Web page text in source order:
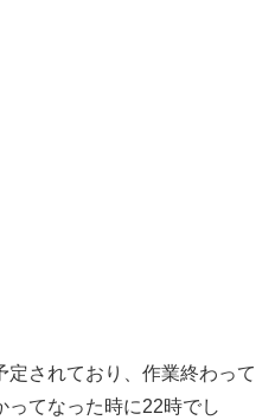
されており、作業終わって
ってなった時に22時でし